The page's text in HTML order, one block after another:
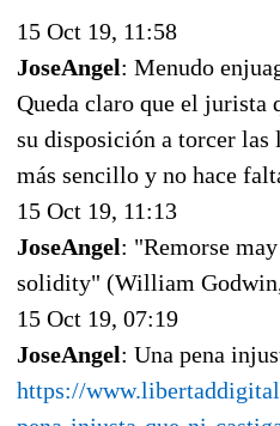
15 Oct 19, 11:58
JoseAngel: Menudo
Queda claro que el jurista
su disposición a torcer las
más sencillo y no hace
15 Oct 19, 11:13
JoseAngel: "Remorse
solidity" (William
15 Oct 19, 07:19
JoseAngel: Una pena
https://